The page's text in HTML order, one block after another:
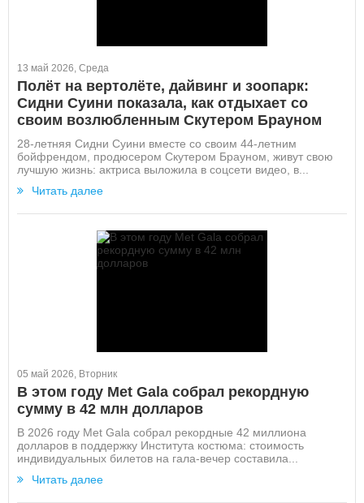
13 май 2026, Среда
Полёт на вертолёте, дайвинг и зоопарк:
Сидни Суини показала, как отдыхает со
своим возлюбленным Скутером Брауном
28-летняя Сидни Суини вместе со своим 44-летним
бойфрендом, продюсером Скутером Брауном, живут свою
лучшую жизнь: актриса выложила в соцсети видео, в...
Читать далее
05 май 2026, Вторник
В этом году Met Gala собрал рекордную
сумму в 42 млн долларов
В 2026 году Met Gala собрал рекордные 42 миллиона
долларов в поддержку Института костюма: стоимость
индивидуальных билетов на гала-вечер составила...
Читать далее